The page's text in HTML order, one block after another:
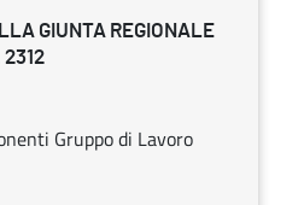
GIUNTA REGIONALE
Gruppo di Lavoro